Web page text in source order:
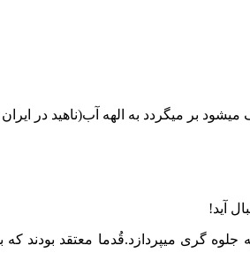
بر میگردد به الهه آب(ناهید در ایران
آید!
گری میپردازد.قُدما معتقد بودند که